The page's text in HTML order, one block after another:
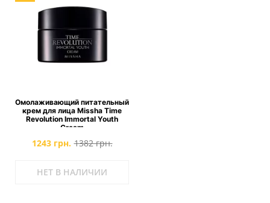
Омолаживающий питательный
крем для лица Missha Time
Revolution Immortal Youth
Cream
1243 грн. 1382 грн.
НЕТ В НАЛИЧИИ